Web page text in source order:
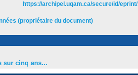
https://archipel.uqam.ca/secure/id/
(propriétaire du document)
sur cinq ans...